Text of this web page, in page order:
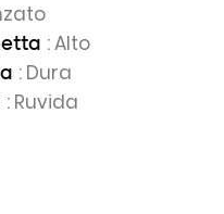
: Alto
: Dura
: Ruvida